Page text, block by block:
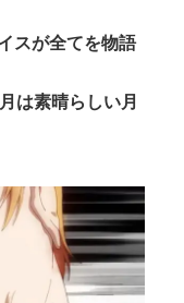
スが全てを物語
は素晴らしい月